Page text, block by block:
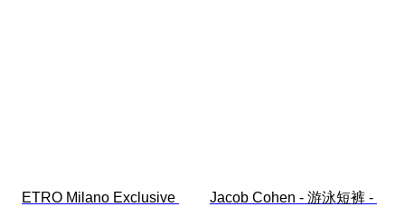
ETRO Milano Exclusive
Jacob Cohen - 游泳短裤 -